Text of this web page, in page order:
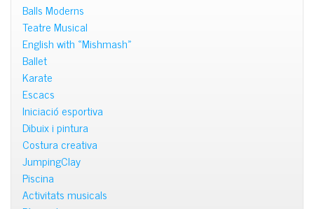
Balls Moderns
Teatre Musical
English with «Mishmash»
Ballet
Karate
Escacs
Iniciació esportiva
Dibuix i pintura
Costura creativa
JumpingClay
Piscina
Activitats musicals